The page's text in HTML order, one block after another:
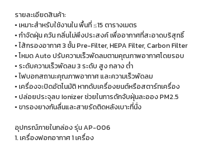
รายละเอียดสินค้า:
▪️ เหมาะสำหรับใช้งานใน พื้นที่ ≤15 ตารางเมตร
▪️ กำจัดฝุ่น ควัน กลิ่นไม่พึงประสงค์ เพื่ออากาศที่สะอาดบริสุทธิ์
▪️ ไส้กรองอากาศ 3 ชั้น Pre-Filter, HEPA Filter, Carbon Filter
▪️ โหมด Auto ปรับความเร็วพัดลมตามคุณภาพอากาศโดยรอบ
▪️ ระดับความเร็วพัดลม 3 ระดับ สูง กลาง ต่ำ
▪️ ไฟบอกสถานะคุณภาพอากาศ และความเร็วพัดลม
▪️ เครื่องจะปิดอัตโนมัติ หากดับเครื่องยนต์หรือสตาร์ทเครื่อง
▪️ ปล่อยประจุลบ Ionizer ช่วยในการดักจับฝุ่นละออง PM2.5
▪️ ขารองยางกันลื่นและสายรัดติดหลังเบาะที่นั่ง
อุปกรณ์ภายในกล่อง รุ่น AP-006
1. เครื่องฟอกอากาศ 1 เครื่อง